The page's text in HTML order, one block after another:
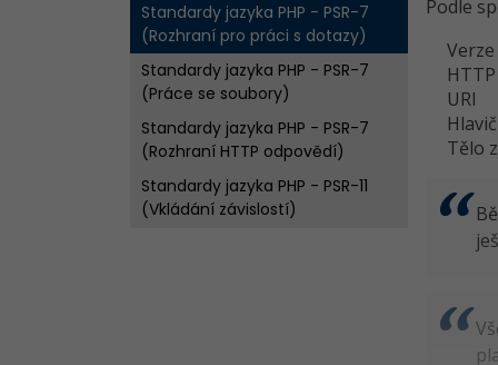
Standardy jazyka PHP - PSR-7
(Rozhraní pro práci s dotazy)
Standardy jazyka PHP - PSR-7
(Práce se soubory)
Standardy jazyka PHP - PSR-7
(Rozhraní HTTP odpovědí)
Standardy jazyka PHP - PSR-11
(Vkládání závislostí)
Podle
URI
Tělo